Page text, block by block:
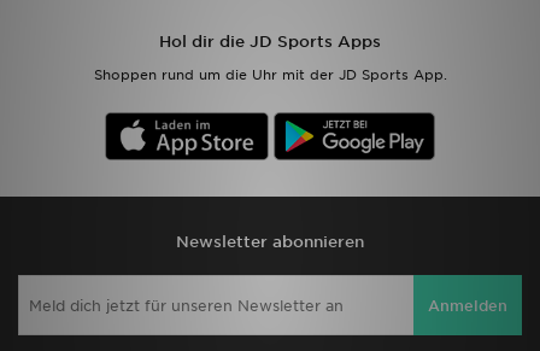
Hol dir die JD Sports Apps
Shoppen rund um die Uhr mit der JD Sports App.
Newsletter abonnieren
Anmelden
Filialfinder
Meine Nachrichten